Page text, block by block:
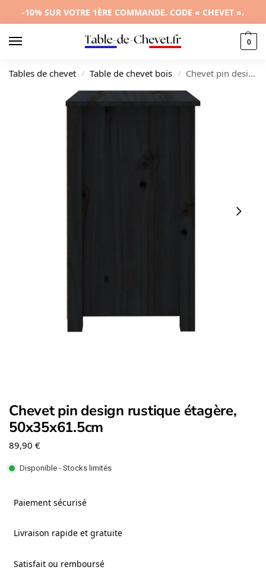
-10% SUR VOTRE 1ÈRE COMMANDE. CODE « CHEVET ».
0
Tables de chevet / Table de chevet bois / Chevet pin design rustique étagère, 50x35x61.5cm
Chevet pin design rustique étagère,
50x35x61.5cm
89,90 €
Disponible - Stocks limités
Paiement sécurisé
Livraison rapide et gratuite
Satisfait ou remboursé